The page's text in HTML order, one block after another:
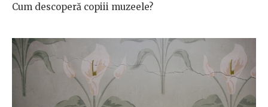
Cum descoperă copiii muzeele?